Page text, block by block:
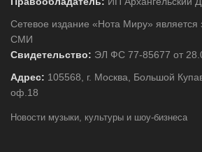
Сетевое издание «Нота Миру» является
СМИ
Свидетельство: ЭЛ ФС 77-85677 от
Адрес: 105568, г. Москва, Большой
оф.18
Новости музыки, культуры и шоу-бизнеса